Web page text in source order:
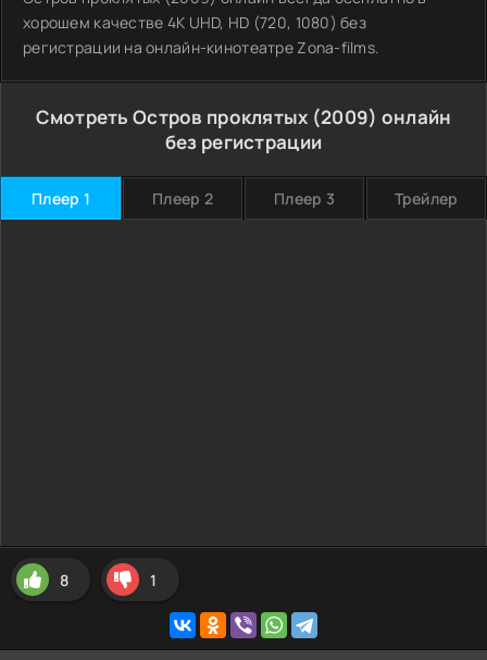
хорошем качестве 4K UHD, HD (720, 1080) без
регистрации на онлайн-кинотеатре Zona-films.
Смотреть Остров проклятых (2009) онлайн
без регистрации
Плеер 1 Плеер 2 Плеер 3 Трейлер
8 1